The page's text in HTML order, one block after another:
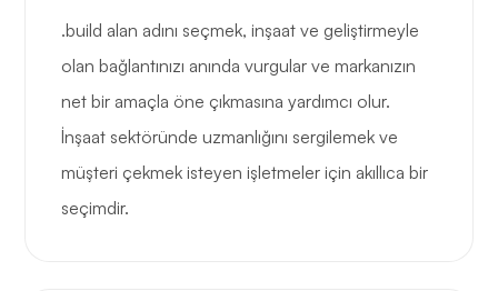
.build alan adını seçmek, inşaat ve geliştirmeyle
olan bağlantınızı anında vurgular ve markanızın
net bir amaçla öne çıkmasına yardımcı olur.
İnşaat sektöründe uzmanlığını sergilemek ve
müşteri çekmek isteyen işletmeler için akıllıca bir
seçimdir.